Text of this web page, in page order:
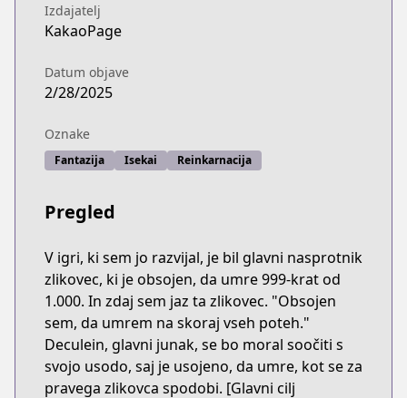
Izdajatelj
KakaoPage
Datum objave
2/28/2025
Oznake
Fantazija Isekai Reinkarnacija
Pregled
V igri, ki sem jo razvijal, je bil glavni nasprotnik
zlikovec, ki je obsojen, da umre 999-krat od
1.000. In zdaj sem jaz ta zlikovec. "Obsojen
sem, da umrem na skoraj vseh poteh."
Deculein, glavni junak, se bo moral soočiti s
svojo usodo, saj je usojeno, da umre, kot se za
pravega zlikovca spodobi. [Glavni cilj